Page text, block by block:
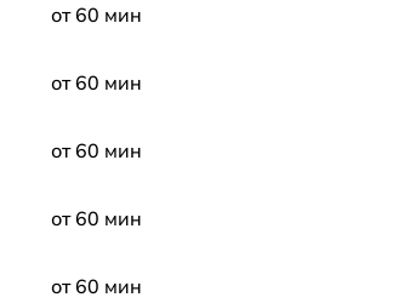
от 60 мин
от 60 мин
от 60 мин
от 60 мин
от 60 мин